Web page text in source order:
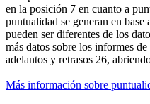
en la posición 7 en cuanto a
puntualidad se generan en
pueden ser diferentes de los
más datos sobre los informes
adelantos y retrasos 26,
Más información sobre